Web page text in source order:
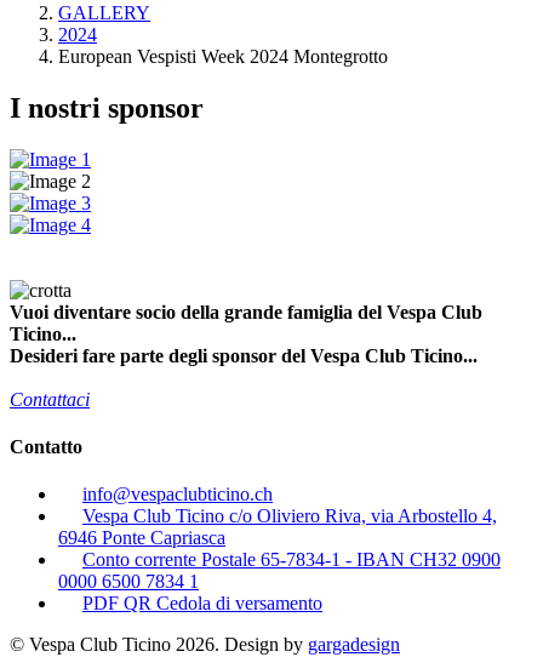
GALLERY
2024
European Vespisti Week 2024 Montegrotto
I nostri sponsor
Vuoi diventare socio della grande famiglia del Vespa Club
Ticino...
Desideri fare parte degli sponsor del Vespa Club Ticino...
Contattaci
Contatto
info@vespaclubticino.ch
Vespa Club Ticino c/o Oliviero Riva, via Arbostello 4,
6946 Ponte Capriasca
Conto corrente Postale 65-7834-1 - IBAN CH32 0900
0000 6500 7834 1
PDF QR Cedola di versamento
© Vespa Club Ticino 2026. Design by gargadesign